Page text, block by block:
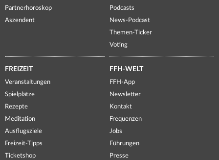
Partnerhoroskop
Aszendent
Podcasts
News-Podcast
Themen-Ticker
Voting
FREIZEIT
Veranstaltungen
Spielplätze
Rezepte
Meditation
Ausflugsziele
Freizeit-Tipps
Ticketshop
FFH-WELT
FFH-App
Newsletter
Kontakt
Frequenzen
Jobs
Führungen
Presse